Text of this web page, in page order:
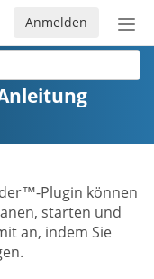
Anmelden
Plugin können
starten und
an, indem Sie